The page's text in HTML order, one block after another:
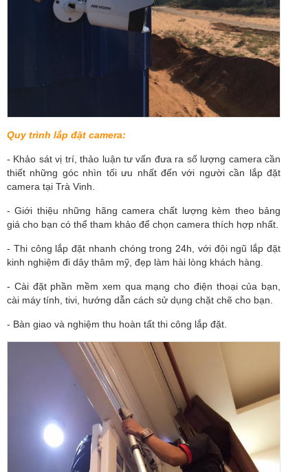
Quy trình lắp đặt camera:
- Khảo sát vị trí, thảo luận tư vấn đưa ra số lượng camera cần
thiết những góc nhìn tối ưu nhất đến với người cần lắp đặt
camera tại Trà Vinh.
- Giới thiệu những hãng camera chất lượng kèm theo bảng
giá cho bạn có thể tham khảo để chọn camera thích hợp nhất.
- Thi công lắp đặt nhanh chóng trong 24h, với đội ngũ lắp đặt
kinh nghiệm đi dây thâm mỹ, đẹp làm hài lòng khách hàng.
- Cài đặt phần mềm xem qua mạng cho điện thoại của bạn,
cài máy tính, tivi, hướng dẫn cách sử dụng chặt chẽ cho bạn.
- Bàn giao và nghiệm thu hoàn tất thi công lắp đặt.